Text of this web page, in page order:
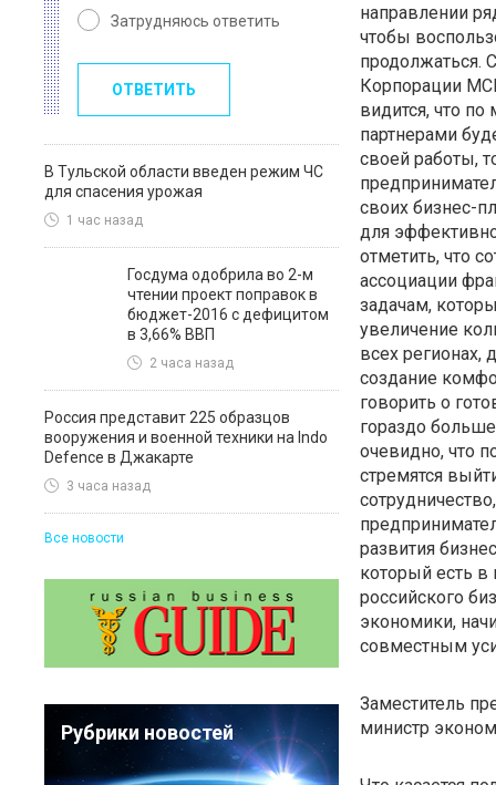
Затрудняюсь ответить
ОТВЕТИТЬ
В Тульской области введен режим ЧС
для спасения урожая
1 час назад
Госдума одобрила во 2-м
чтении проект поправок в
бюджет-2016 с дефицитом
в 3,66% ВВП
2 часа назад
Россия представит 225 образцов
вооружения и военной техники на Indo
Defence в Джакарте
3 часа назад
Все новости
Рубрики новостей
направлении
чтобы
продолжаться.
Корпорации
видится, что
партнерами
своей работы,
своих бизнес-
для
отметить, что
ассоциации
задачам,
увеличение
всех
создание
говорить о
гораздо
очевидно, что
стремятся
развития
который есть в
российского
экономики,
совместным
Заместитель
министр